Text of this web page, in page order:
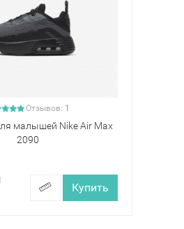
Отзывов: 1
малышей Nike Air Max
2090
Купить